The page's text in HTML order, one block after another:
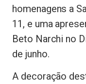
homenagens a
11, e uma
Beto Narchi no
de junho.
A decoração